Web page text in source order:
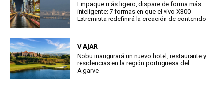
Empaque más ligero, dispare de forma más
inteligente: 7 formas en que el vivo X300
Extremista redefinirá la creación de contenido
VIAJAR
Nobu inaugurará un nuevo hotel, restaurante y
residencias en la región portuguesa del
Algarve